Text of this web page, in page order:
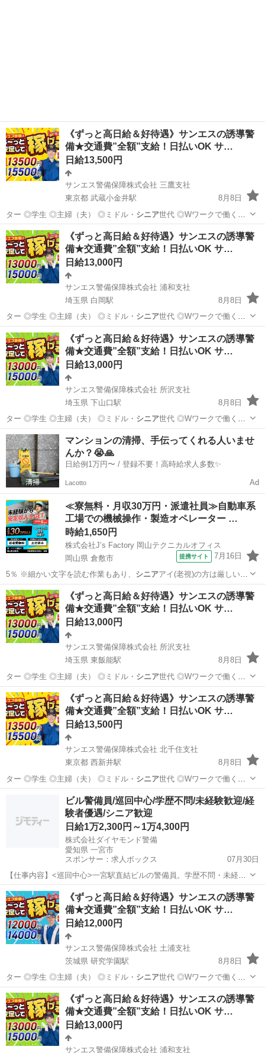
《ずっと高日給＆好待遇》サンエスの誘導警
備★交通費”全額”支給！日払いOK サ…
日給13,500円
サンエス警備保障株式会社 三鷹支社
東京都 武蔵小金井駅
8月8日
ター ◎学生 ◎主婦（夫） ◎ミドル・ シニア世代 ◎Wワークで働く方
警備経験や…
東京 小金井市 武蔵小金井駅 警備員
サンエス警備保障株式会社
《ずっと高日給＆好待遇》サンエスの誘導警
備★交通費”全額”支給！日払いOK サ…
日給13,000円
サンエス警備保障株式会社 浦和支社
埼玉県 白岡駅
8月8日
ター ◎学生 ◎主婦（夫） ◎ミドル・ シニア世代 ◎Wワークで働く方
警備経験や…
埼玉 白岡市 白岡駅 警備員 サンエス警備保障株式会社
《ずっと高日給＆好待遇》サンエスの誘導警
備★交通費”全額”支給！日払いOK サ…
日給13,000円
サンエス警備保障株式会社 所沢支社
埼玉県 下山口駅
8月8日
ター ◎学生 ◎主婦（夫） ◎ミドル・ シニア世代 ◎Wワークで働く方
警備経験や…
埼玉 所沢市 警備員
サンエス警備保障株式会社
マンションの清掃、手伝ってくれる人いませ
んか？😭🙏
日給例1万円〜 / 登録不要！高時給求人多数✨
Lacotto Ad
≪寮無料・月収30万円・派遣社員≫自動車系
工場での機械操作・製造オペレーター …
時給1,650円
株式会社J’s Factory 岡山テクニカルオフィス
岡山県 倉敷市
提携サイト 7月16日
5％ ※細かい文字を読む作業もあり、 シニアアイ(老視)の方は厳しいで
す。 Q…
岡山 倉敷市 その他
《ずっと高日給＆好待遇》サンエスの誘導警
備★交通費”全額”支給！日払いOK サ…
日給13,000円
サンエス警備保障株式会社 所沢支社
埼玉県 東飯能駅
8月8日
ター ◎学生 ◎主婦（夫） ◎ミドル・ シニア世代 ◎Wワークで働く方
警備経験や…
埼玉 飯能市 東飯能駅 警備員
サンエス警備保障株式会社
《ずっと高日給＆好待遇》サンエスの誘導警
備★交通費”全額”支給！日払いOK サ…
日給13,500円
サンエス警備保障株式会社 北千住支社
東京都 西新井駅
8月8日
ター ◎学生 ◎主婦（夫） ◎ミドル・ シニア世代 ◎Wワークで働く方
警備経験や…
西新井駅 警備員
サンエス警備保障株式会社
ビル警備員/巡回中心/学歴不問/未経験歓迎/経
験者優遇/シニア歓迎
日給1万2,300円～1万4,300円
株式会社ダイヤモンド警備
愛知県 一宮市
スポンサー：求人ボックス
07月30日
【仕事内容】<巡回中心>一宮駅直結ビルの警備員。学歴不問・未経験
者歓迎、経験者優遇やシニア歓迎もあり、週3日勤務で駅近の現場を選
びたい方に向く警備の求人です。 一宮駅直結ビルにて、 施設内の警備
業務をお任せします。 ・館内の巡回業...
アルバイト・パート
《ずっと高日給＆好待遇》サンエスの誘導警
備★交通費”全額”支給！日払いOK サ…
日給12,000円
サンエス警備保障株式会社 土浦支社
茨城県 研究学園駅
8月8日
ター ◎学生 ◎主婦（夫） ◎ミドル・ シニア世代 ◎Wワークで働く方
警備経験や…
茨城 つくば市 研究学園駅 警備員
サンエス警備保障株式会社
《ずっと高日給＆好待遇》サンエスの誘導警
備★交通費”全額”支給！日払いOK サ…
日給13,000円
サンエス警備保障株式会社 浦和支社